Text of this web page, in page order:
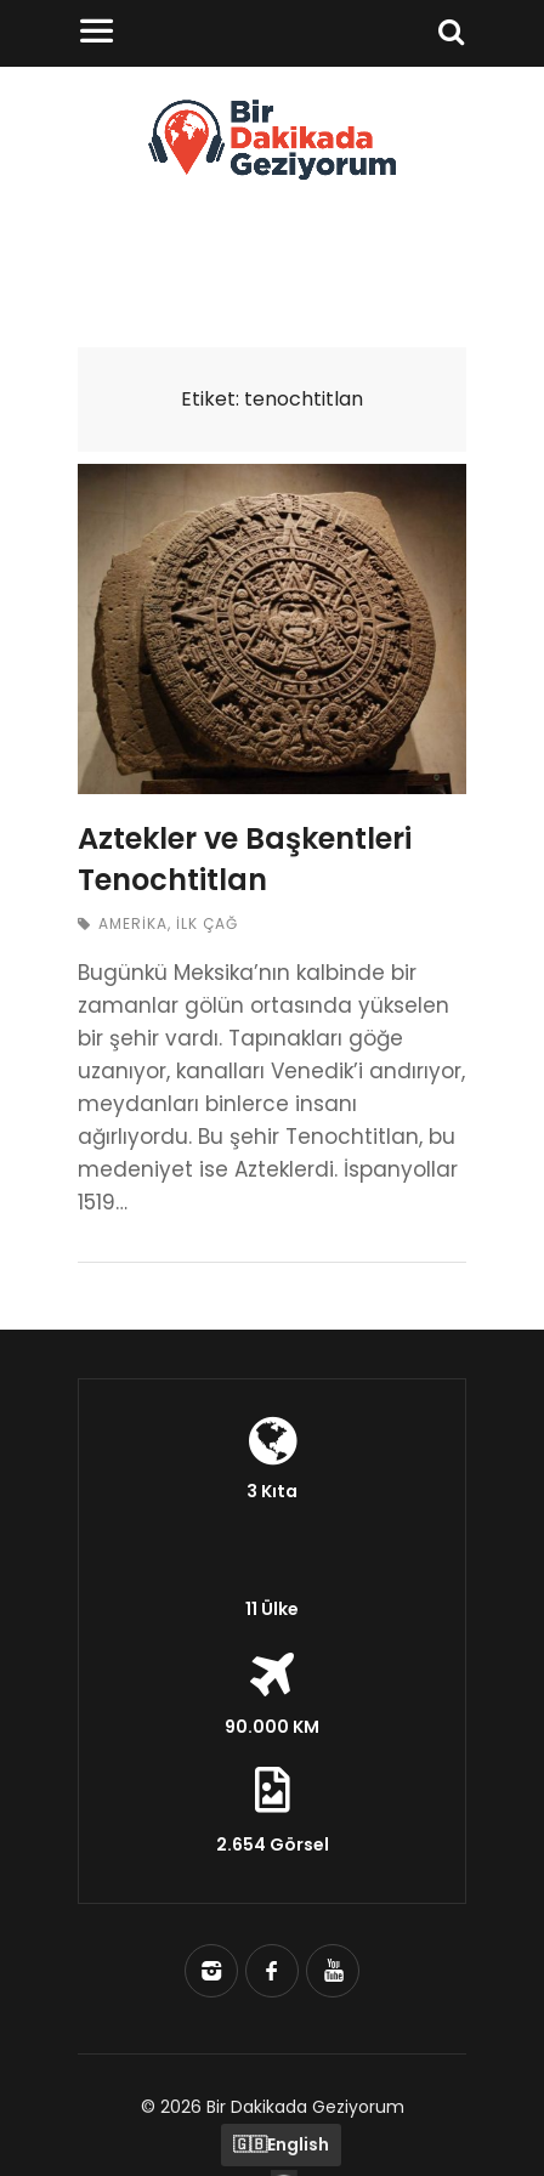
Etiket: tenochtitlan
Aztekler ve Başkentleri
Tenochtitlan
AMERIKA, İLK ÇAĞ
Bugünkü Meksika’nın kalbinde bir
zamanlar gölün ortasında yükselen
bir şehir vardı. Tapınakları göğe
uzanıyor, kanalları Venedik’i andırıyor,
meydanları binlerce insanı
ağırlıyordu. Bu şehir Tenochtitlan, bu
medeniyet ise Azteklerdi. İspanyollar
1519…
3 Kıta
11 Ülke
90.000 KM
2.654 Görsel
© 2026 Bir Dakikada Geziyorum
🇬🇧English